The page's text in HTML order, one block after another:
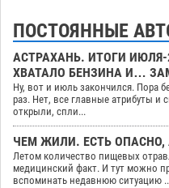
ПОСТОЯННЫЕ
АСТРАХАНЬ. ИТОГИ ИЮЛЯ-
ХВАТАЛО БЕНЗИНА И…
Ну, вот и июль закончился. Пора
раз. Нет, все главные атрибуты
открыли, спли...
ЧЕМ ЖИЛИ. ЕСТЬ ОПАСНО,
Летом количество пищевых
медицинский факт. И тут можно
вспоминать недавнюю ситуацию